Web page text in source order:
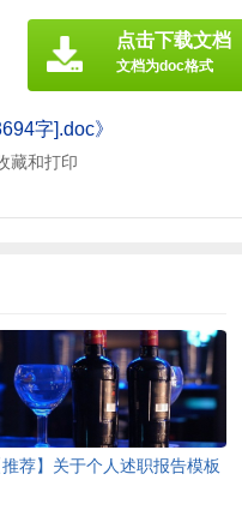
字].doc》
藏和打印
点击下载文档
文档为doc格式
推荐】关于个人述职报告模板